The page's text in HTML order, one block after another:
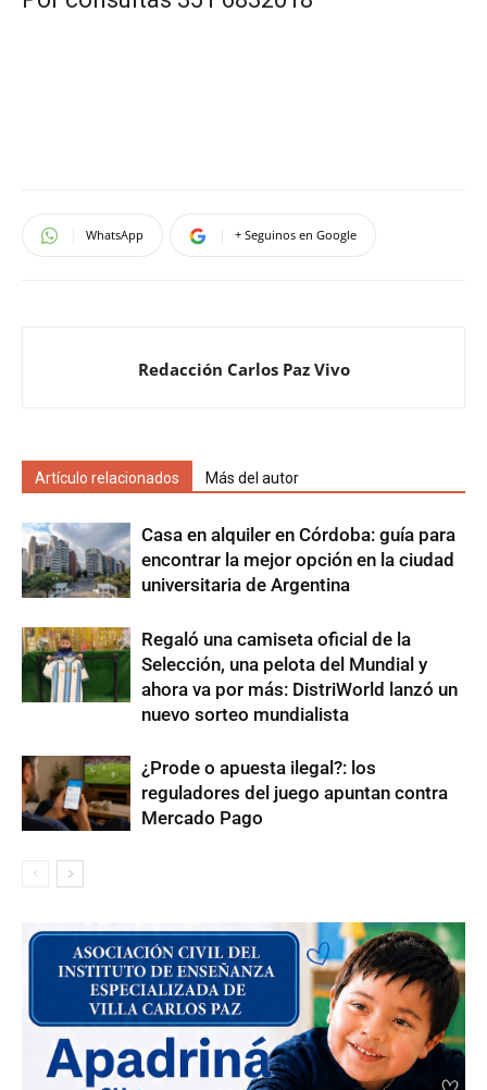
WhatsApp + Seguinos en Google
Redacción Carlos Paz Vivo
Artículo relacionados Más del autor
Casa en alquiler en Córdoba: guía para
encontrar la mejor opción en la ciudad
universitaria de Argentina
Regaló una camiseta oficial de la
Selección, una pelota del Mundial y
ahora va por más: DistriWorld lanzó un
nuevo sorteo mundialista
¿Prode o apuesta ilegal?: los
reguladores del juego apuntan contra
Mercado Pago